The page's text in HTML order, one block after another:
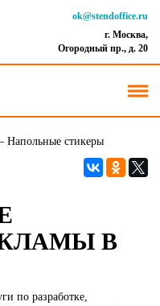
ok@stendoffice.ru
г. Москва,
Огородный пр., д. 20
Напольные стикеры
В
по разработке,